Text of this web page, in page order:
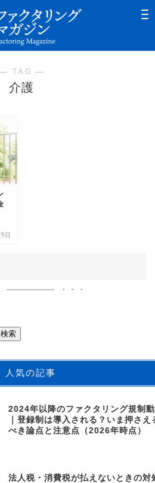
TAG ―
介護
日
検索
人気の記事
2024年以降のファクタリング規制
｜登録制は導入される？いま押さえ
べき論点と注意点（2026年時点）
法人税・消費税が払えないときの対